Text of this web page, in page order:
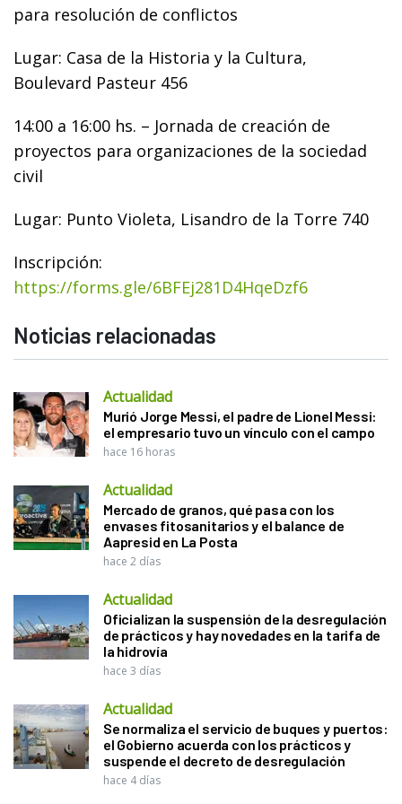
para resolución de conflictos
Lugar: Casa de la Historia y la Cultura,
Boulevard Pasteur 456
14:00 a 16:00 hs. – Jornada de creación de
proyectos para organizaciones de la sociedad
civil
Lugar: Punto Violeta, Lisandro de la Torre 740
Inscripción:
https://forms.gle/6BFEj281D4HqeDzf6
Noticias relacionadas
Actualidad
Murió Jorge Messi, el padre de Lionel Messi:
el empresario tuvo un vínculo con el campo
hace 16 horas
Actualidad
Mercado de granos, qué pasa con los
envases fitosanitarios y el balance de
Aapresid en La Posta
hace 2 días
Actualidad
Oficializan la suspensión de la desregulación
de prácticos y hay novedades en la tarifa de
la hidrovía
hace 3 días
Actualidad
Se normaliza el servicio de buques y puertos:
el Gobierno acuerda con los prácticos y
suspende el decreto de desregulación
hace 4 días